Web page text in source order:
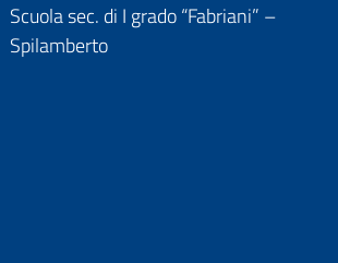
Scuola sec. di I grado “Fabriani” –
Spilamberto